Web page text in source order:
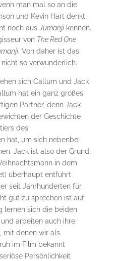
man mal so an die
und Kevin Hart denkt,
noch aus Jumanjikennen.
von The Red One
. Von daher ist das
so verwunderlich.
sich Callum und Jack
hat ein ganz großes
Partner, denn Jack
der Geschichte
des
hat, um sich nebenbei
Jack ist also der Grund,
in dem
überhaupt entführt
seit Jahrhunderten für
gut zu sprechen ist auf
lernen sich die beiden
arbeiten auch ihre
mit denen wir als
im Film bekannt
Persönlichkeit